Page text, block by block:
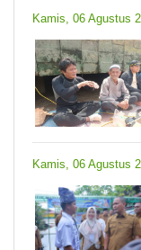
Kamis, 06 Agustus
Kamis, 06 Agustus